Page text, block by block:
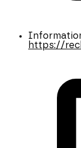
https://